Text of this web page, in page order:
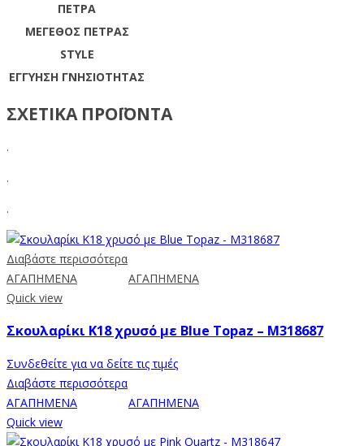
ΠΕΤΡΑ
ΜΕΓΕΘΟΣ ΠΕΤΡΑΣ
STYLE
ΕΓΓΥΗΣΗ ΓΝΗΣΙΟΤΗΤΑΣ
ΣΧΕΤΙΚΑ ΠΡΟΪΟΝΤΑ
.
.
.
Διαβάστε περισσότερα
ΑΓΑΠΗΜΕΝΑ
ΑΓΑΠΗΜΕΝΑ
Quick view
Σκουλαρίκι Κ18 χρυσό με Blue Topaz – M318687
Συνδεθείτε για να δείτε τις τιμές
Διαβάστε περισσότερα
ΑΓΑΠΗΜΕΝΑ
ΑΓΑΠΗΜΕΝΑ
Quick view